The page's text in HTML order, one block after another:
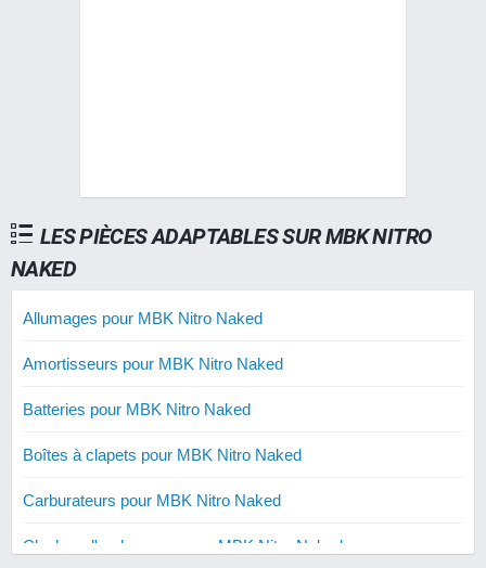
LES PIÈCES ADAPTABLES SUR MBK NITRO
NAKED
Allumages pour MBK Nitro Naked
Amortisseurs pour MBK Nitro Naked
Batteries pour MBK Nitro Naked
Boîtes à clapets pour MBK Nitro Naked
Carburateurs pour MBK Nitro Naked
Cloches d'embrayage pour MBK Nitro Naked